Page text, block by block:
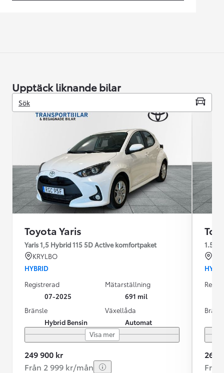
Upptäck liknande bilar
Sök
Toyota Yaris
Yaris 1,5 Hybrid 115 5D Active komfortpaket
KRYLBO
HYBRID
Registrerad
07-2025
Mätarställning
691 mil
Bränsle
Hybrid Bensin
Växellåda
Automat
Visa mer
249 900 kr
Från 2 999 kr/mån
269